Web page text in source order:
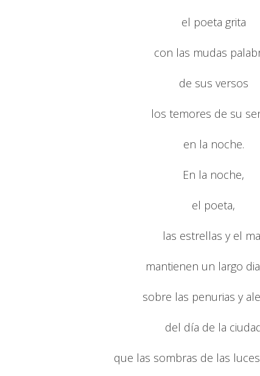
el poeta grita
con las mudas
de sus versos
los temores de su
en la noche.
En la noche,
el poeta,
las estrellas y el
mantienen un largo
sobre las penurias y
del día de la
que las sombras de las